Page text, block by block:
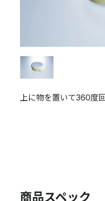
上に物を置いて360度
商品スペック